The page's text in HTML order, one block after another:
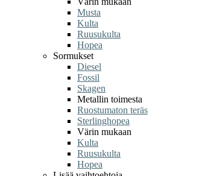
Musta
Kulta
Ruusukulta
Hopea
Sormukset
Diesel
Fossil
Skagen
Metallin toimesta
Ruostumaton teräs
Sterlinghopea
Värin mukaan
Kulta
Ruusukulta
Hopea